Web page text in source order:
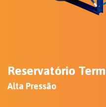
Reservatório
Alta Pressão